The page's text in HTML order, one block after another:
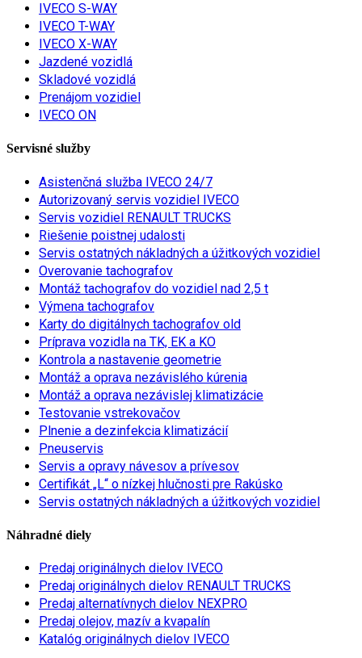
IVECO S-WAY
IVECO T-WAY
IVECO X-WAY
Jazdené vozidlá
Skladové vozidlá
Prenájom vozidiel
IVECO ON
Servisné služby
Asistenčná služba IVECO 24/7
Autorizovaný servis vozidiel IVECO
Servis vozidiel RENAULT TRUCKS
Riešenie poistnej udalosti
Servis ostatných nákladných a úžitkových vozidiel
Overovanie tachografov
Montáž tachografov do vozidiel nad 2,5 t
Výmena tachografov
Karty do digitálnych tachografov old
Príprava vozidla na TK, EK a KO
Kontrola a nastavenie geometrie
Montáž a oprava nezávislého kúrenia
Montáž a oprava nezávislej klimatizácie
Testovanie vstrekovačov
Plnenie a dezinfekcia klimatizácií
Pneuservis
Servis a opravy návesov a prívesov
Certifikát „L“ o nízkej hlučnosti pre Rakúsko
Servis ostatných nákladných a úžitkových vozidiel
Náhradné diely
Predaj originálnych dielov IVECO
Predaj originálnych dielov RENAULT TRUCKS
Predaj alternatívnych dielov NEXPRO
Predaj olejov, mazív a kvapalín
Katalóg originálnych dielov IVECO